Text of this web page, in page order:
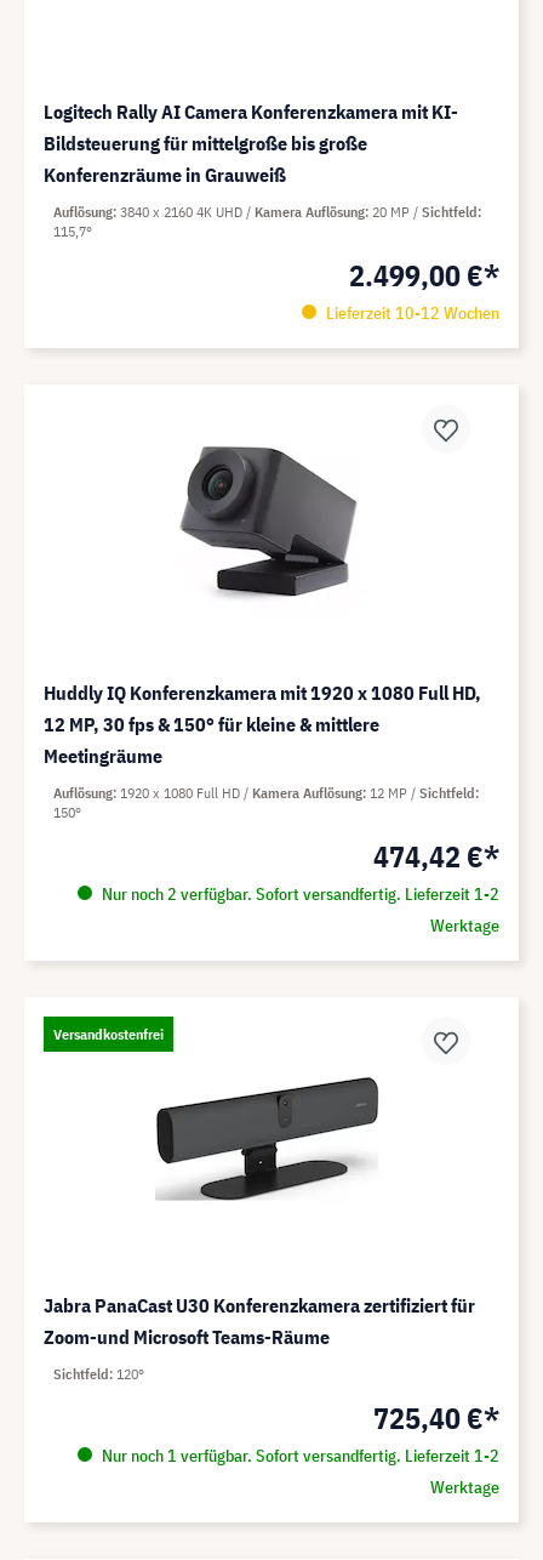
Logitech Rally AI Camera Konferenzkamera mit KI-
Bildsteuerung für mittelgroße bis große
Konferenzräume in Grauweiß
2.499,00 €*
Lieferzeit 10-12 Wochen
Auflösung 3840 x 2160 4K UHD Kamera Auflösung 20 MP
Sichtfeld
115,7°
Huddly IQ Konferenzkamera mit 1920 x 1080 Full HD,
12 MP, 30 fps & 150° für kleine & mittlere
Meetingräume
474,42 €*
Nur noch 2 verfügbar. Sofort versandfertig. Lieferzeit 1-2
Werktage
Auflösung 1920 x 1080 Full HD Kamera Auflösung 12 MP
Sichtfeld
150°
Versandkostenfrei
Jabra PanaCast U30 Konferenzkamera zertifiziert für
Zoom-und Microsoft Teams-Räume
725,40 €*
Nur noch 1 verfügbar. Sofort versandfertig. Lieferzeit 1-2
Werktage
Sichtfeld 120°